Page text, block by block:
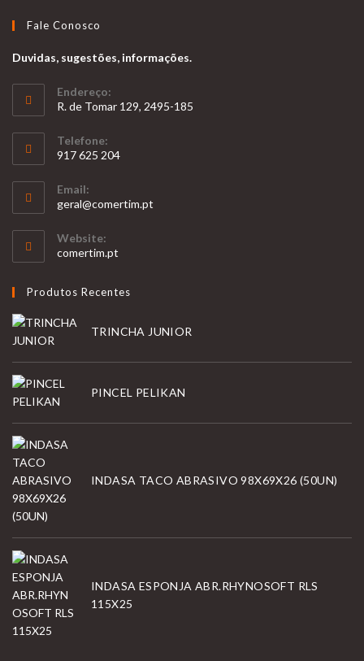
Fale Conosco
Duvidas, sugestões, informações.
Endereço:
R. de Tomar 129, 2495-185
Telefone:
917 625 204
in
your
application
Email:
geral@comertim.pt
Website:
comertim.pt
Produtos Recentes
TRINCHA JUNIOR
PINCEL PELIKAN
INDASA TACO ABRASIVO 98X69X26 (50UN)
INDASA ESPONJA ABR.RHYNOSOFT RLS
115X25